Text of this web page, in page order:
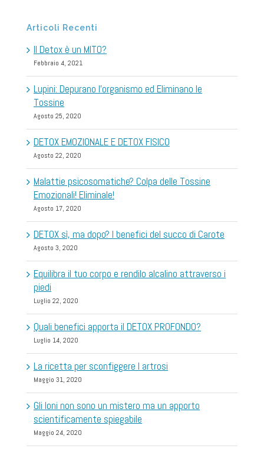
Articoli Recenti
Il Detox è un MITO?
Febbraio 4, 2021
Lupini: Depurano l’organismo ed Eliminano le
Tossine
Agosto 25, 2020
DETOX EMOZIONALE E DETOX FISICO
Agosto 22, 2020
Malattie psicosomatiche? Colpa delle Tossine
Emozionali! Eliminale!
Agosto 17, 2020
DETOX sì, ma dopo? I benefici del succo di Carote
Agosto 3, 2020
Equilibra il tuo corpo e rendilo alcalino attraverso i
piedi
Luglio 22, 2020
Quali benefici apporta il DETOX PROFONDO?
Luglio 14, 2020
La ricetta per sconfiggere l artrosi
Maggio 31, 2020
Gli Ioni non sono un mistero ma un apporto
scientificamente spiegabile
Maggio 24, 2020